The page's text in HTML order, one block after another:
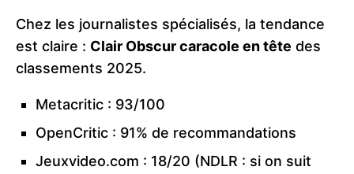
Chez les journalistes spécialisés, la tendance
est claire : Clair Obscur caracole en tête des
classements 2025.
Metacritic : 93/100
OpenCritic : 91% de recommandations
Jeuxvideo.com : 18/20 (NDLR : si on suit